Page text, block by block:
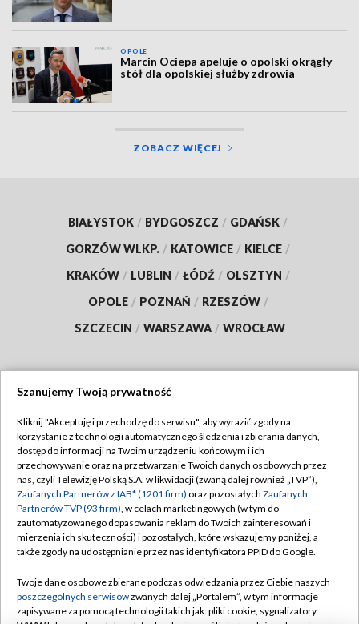
OPOLE
Marcin Ociepa apeluje o opolski okrągły
stół dla opolskiej służby zdrowia
ZOBACZ WIĘCEJ
BIAŁYSTOK / BYDGOSZCZ / GDAŃSK /
GORZÓW WLKP. / KATOWICE / KIELCE /
KRAKÓW / LUBLIN / ŁÓDŹ / OLSZTYN /
OPOLE / POZNAŃ / RZESZÓW /
SZCZECIN / WARSZAWA / WROCŁAW
TVP
Abonament TVP
Emisja w TVP
Centrum informacji TVP
Naziemna Telewizja Cyfrowa
Rada Programowa
System NOS
Regulamin TVP
Polityka prywatności
Moje zgody
Pomoc
Kontakt
Szanujemy Twoją prywatność
Kliknij "Akceptuję i przechodzę do serwisu", aby wyrazić zgody na
korzystanie z technologii automatycznego śledzenia i zbierania danych,
dostęp do informacji na Twoim urządzeniu końcowym i ich
przechowywanie oraz na przetwarzanie Twoich danych osobowych przez
nas, czyli Telewizję Polską S.A. w likwidacji (zwaną dalej również „TVP”),
Zaufanych Partnerów z IAB* (1201 firm) oraz pozostałych Zaufanych
Partnerów TVP (93 firm), w celach marketingowych (w tym do
zautomatyzowanego dopasowania reklam do Twoich zainteresowań i
mierzenia ich skuteczności) i pozostałych, które wskazujemy poniżej, a
także zgody na udostępnianie przez nas identyfikatora PPID do Google.
Twoje dane osobowe zbierane podczas odwiedzania przez Ciebie naszych
poszczególnych serwisówzwanych dalej „Portalem”, w tym informacje
zapisywane za pomocą technologii takich jak: pliki cookie, sygnalizatory